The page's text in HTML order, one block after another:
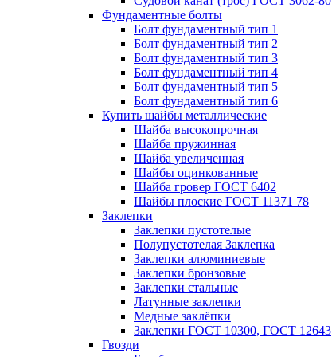
Фундаментные болты
Болт фундаментный тип 1
Болт фундаментный тип 2
Болт фундаментный тип 3
Болт фундаментный тип 4
Болт фундаментный тип 5
Болт фундаментный тип 6
Купить шайбы металлические
Шайба высокопрочная
Шайба пружинная
Шайба увеличенная
Шайбы оцинкованные
Шайба гровер ГОСТ 6402
Шайбы плоские ГОСТ 11371 78
Заклепки
Заклепки пустотелые
Полупустотелая Заклепка
Заклепки алюминиевые
Заклепки бронзовые
Заклепки стальные
Латунные заклепки
Медные заклёпки
Заклепки ГОСТ 10300, ГОСТ 12643
Гвозди